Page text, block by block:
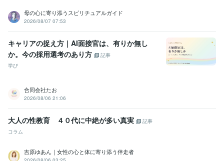
母の心に寄り添うスピリチュアルガイド
2026/08/07 07:53
キャリアの捉え方｜AI面接官は、有りか無し
か。今の採用選考のあり方
記事
学び
合同会社たお
2026/08/06 21:06
大人の性教育 ４０代に中絶が多い真実
記事
コラム
吉原ゆあん｜女性の心と体に寄り添う伴走者